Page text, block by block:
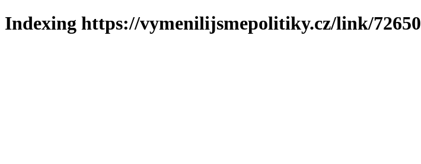
Indexing https://vymenilijsmepolitiky.cz/link/72650